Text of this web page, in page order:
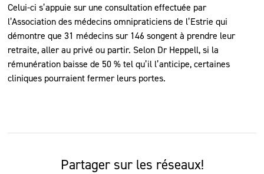
Celui-ci s’appuie sur une consultation effectuée par
l’Association des médecins omnipraticiens de l’Estrie qui
démontre que 31 médecins sur 146 songent à prendre leur
retraite, aller au privé ou partir. Selon Dr Heppell, si la
rémunération baisse de 50 % tel qu’il l’anticipe, certaines
cliniques pourraient fermer leurs portes.
Partager sur les réseaux!